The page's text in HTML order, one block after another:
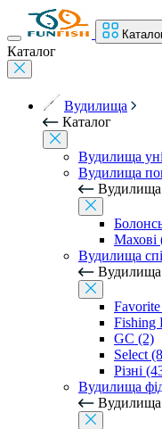
Каталог
Вудилища
Каталог
Вудилища
Вудилища
Вудилища
Махові
Вудилища
Вудилища
Fishing
GC (2)
Select
Різні
Вудилища
Вудилища